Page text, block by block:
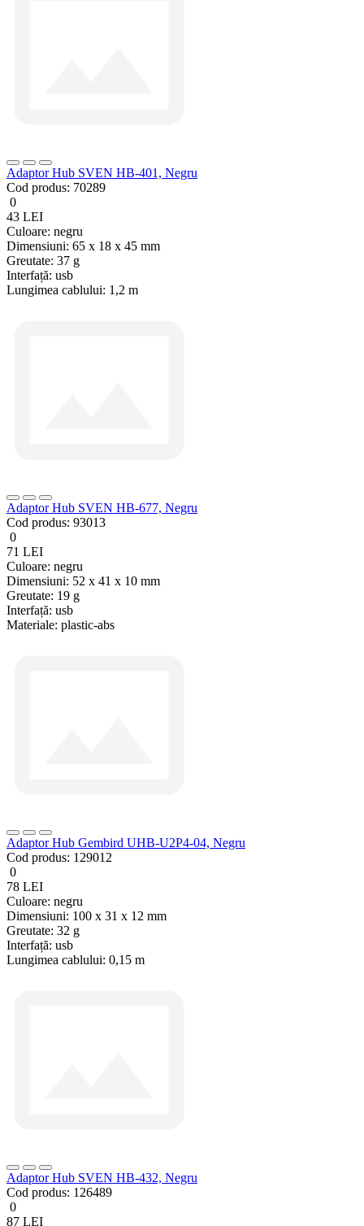
Adaptor Hub SVEN HB-401, Negru
Cod produs: 70289
0
43 LEI
Culoare: negru
Dimensiuni: 65 x 18 x 45 mm
Greutate: 37 g
Interfață: usb
Lungimea cablului: 1,2 m
Adaptor Hub SVEN HB-677, Negru
Cod produs: 93013
0
71 LEI
Culoare: negru
Dimensiuni: 52 x 41 x 10 mm
Greutate: 19 g
Interfață: usb
Materiale: plastic-abs
Adaptor Hub Gembird UHB-U2P4-04, Negru
Cod produs: 129012
0
78 LEI
Culoare: negru
Dimensiuni: 100 x 31 x 12 mm
Greutate: 32 g
Interfață: usb
Lungimea cablului: 0,15 m
Adaptor Hub SVEN HB-432, Negru
Cod produs: 126489
0
87 LEI